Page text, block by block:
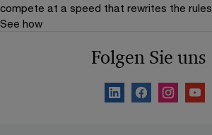
compete at a speed that rewrites the rules
See how
Folgen Sie uns